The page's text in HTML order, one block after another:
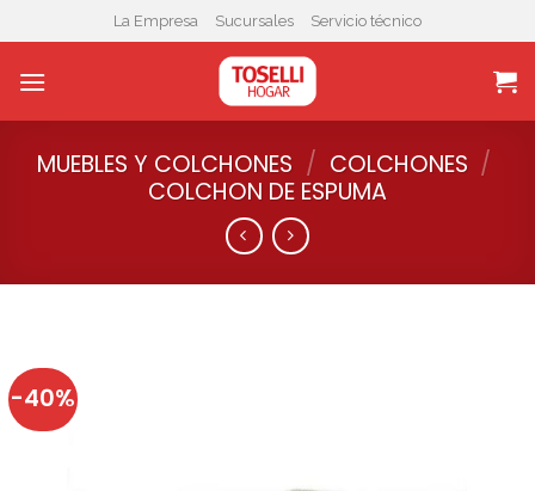
to
content
La Empresa Sucursales Servicio técnico
MUEBLES Y COLCHONES / COLCHONES /
COLCHON DE ESPUMA
-40%